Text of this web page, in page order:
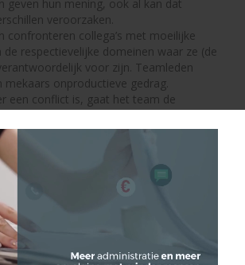
geven hun mening, ook al kan dat
veroorzaken.
confronteren collega’s met moeilijke
de respectievelijke domeinen waar ze (de
voor zijn. Teamleden
mekaars onproductieve gedrag.
een conflict is, gaat het team de
met het onderwerp aan en behandelen
voor ze verder gaan met het
de olifanten in de kamer of is er toch
harmonie? We zeggen dan wel
eigenlijk ‘neen, neen’.